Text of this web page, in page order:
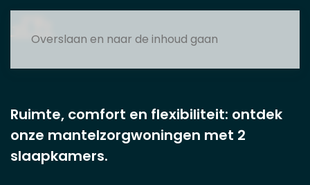
Overslaan en naar de inhoud gaan
Ruimte, comfort en flexibiliteit: ontdek
onze mantelzorgwoningen met 2
slaapkamers.